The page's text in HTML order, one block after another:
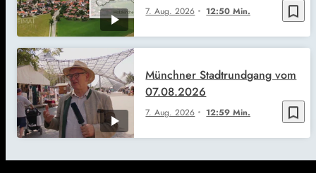
bookmark_border
7. Aug. 2026 12:50 Min.
bookmark_border
7. Aug. 2026 12:59 Min.
Münchner Stadtrundgang vom
07.08.2026